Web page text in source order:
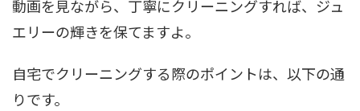
動画を見ながら、丁寧にクリーニングすれば、ジュ
エリーの輝きを保てますよ。
自宅でクリーニングする際のポイントは、以下の通
りです。